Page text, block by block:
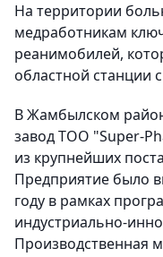
На территории
медработникам
реанимобилей,
областной станции
В Жамбылском
завод ТОО "Super-
из крупнейших
Предприятие было
году в рамках
индустриально-
Производственная